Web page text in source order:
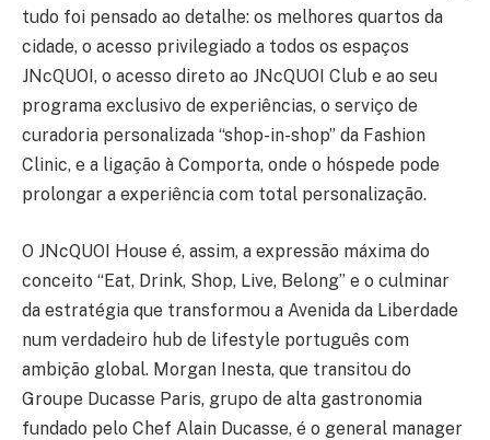
tudo foi pensado ao detalhe: os melhores quartos da
cidade, o acesso privilegiado a todos os espaços
JNcQUOI, o acesso direto ao JNcQUOI Club e ao seu
programa exclusivo de experiências, o serviço de
curadoria personalizada “shop-in-shop” da Fashion
Clinic, e a ligação à Comporta, onde o hóspede pode
prolongar a experiência com total personalização.
O JNcQUOI House é, assim, a expressão máxima do
conceito “Eat, Drink, Shop, Live, Belong” e o culminar
da estratégia que transformou a Avenida da Liberdade
num verdadeiro hub de lifestyle português com
ambição global. Morgan Inesta, que transitou do
Groupe Ducasse Paris, grupo de alta gastronomia
fundado pelo Chef Alain Ducasse, é o general manager